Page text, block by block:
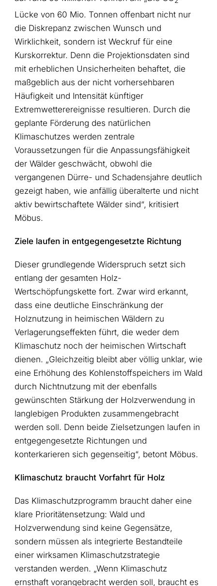
Lücke von 60 Mio. Tonnen offenbart nicht nur
die Diskrepanz zwischen Wunsch und
Wirklichkeit, sondern ist Weckruf für eine
Kurskorrektur. Denn die Projektionsdaten sind
mit erheblichen Unsicherheiten behaftet, die
maßgeblich aus der nicht vorhersehbaren
Häufigkeit und Intensität künftiger
Extremwetterereignisse resultieren. Durch die
geplante Förderung des natürlichen
Klimaschutzes werden zentrale
Voraussetzungen für die Anpassungsfähigkeit
der Wälder geschwächt, obwohl die
vergangenen Dürre- und Schadensjahre deutlich
gezeigt haben, wie anfällig überalterte und nicht
aktiv bewirtschaftete Wälder sind“, kritisiert
Möbus.
Ziele laufen in entgegengesetzte Richtung
Dieser grundlegende Widerspruch setzt sich
entlang der gesamten Holz-
Wertschöpfungskette fort. Zwar wird erkannt,
dass eine deutliche Einschränkung der
Holznutzung in heimischen Wäldern zu
Verlagerungseffekten führt, die weder dem
Klimaschutz noch der heimischen Wirtschaft
dienen. „Gleichzeitig bleibt aber völlig unklar, wie
eine Erhöhung des Kohlenstoffspeichers im Wald
durch Nichtnutzung mit der ebenfalls
gewünschten Stärkung der Holzverwendung in
langlebigen Produkten zusammengebracht
werden soll. Denn beide Zielsetzungen laufen in
entgegengesetzte Richtungen und
konterkarieren sich gegenseitig“, betont Möbus.
Klimaschutz braucht Vorfahrt für Holz
Das Klimaschutzprogramm braucht daher eine
klare Prioritätensetzung: Wald und
Holzverwendung sind keine Gegensätze,
sondern müssen als integrierte Bestandteile
einer wirksamen Klimaschutzstrategie
verstanden werden. „Wenn Klimaschutz
ernsthaft vorangebracht werden soll, braucht es